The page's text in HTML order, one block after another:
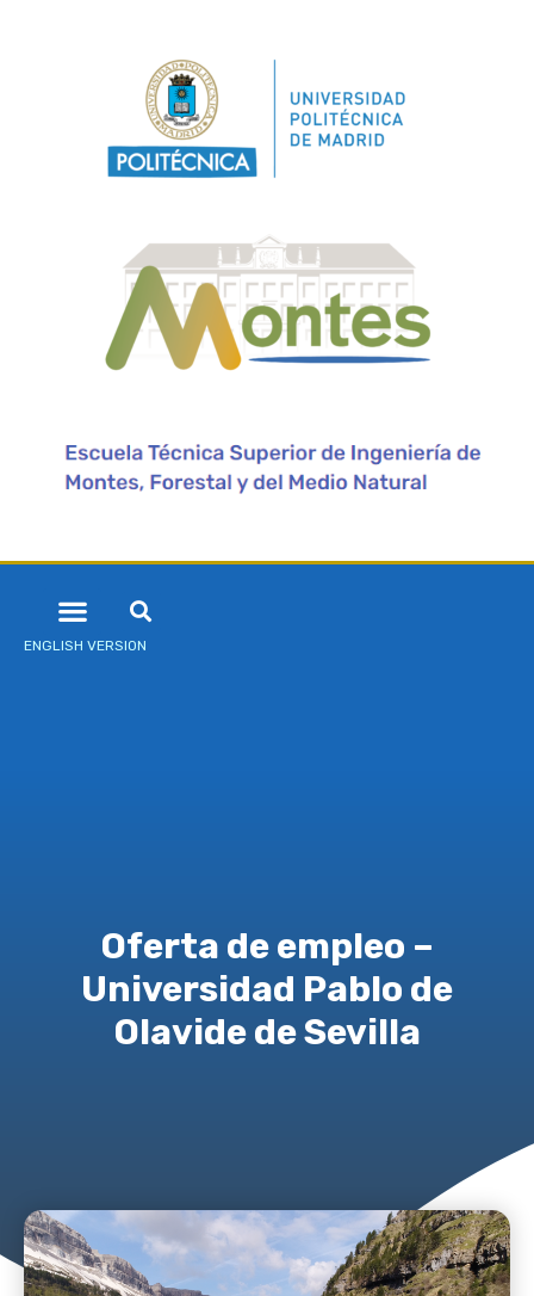
ENGLISH VERSION
Oferta de empleo –
Universidad Pablo de
Olavide de Sevilla